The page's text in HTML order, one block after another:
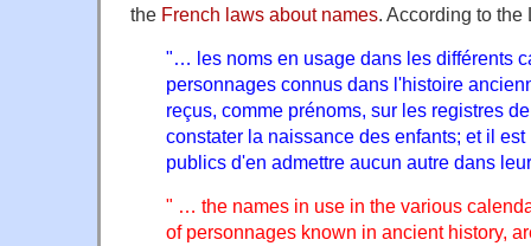
the French laws about names. According to the
"… les noms en usage dans les différents
personnages connus dans l'histoire
reçus, comme prénoms, sur les registres
constater la naissance des enfants; et il
publics d'en admettre aucun autre dans
" … the names in use in the various
of personnages known in ancient history,